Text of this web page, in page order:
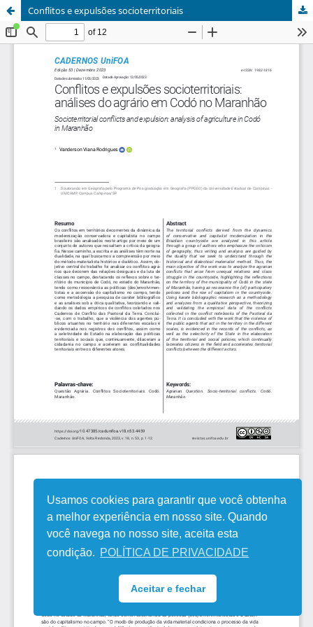
Usamos cookies para garantir que você obtenha
a melhor experiência em nosso site. Quando
você navega no nosso site, aceita esta
condição. POLÍTICA DE PRIVACIDADE
Aceitar e fechar
Conflitos e expulsões socioterritoriais